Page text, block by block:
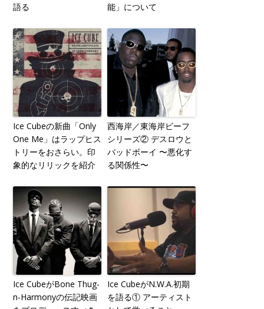
語る
能」について
Ice Cubeの新曲「Only
One Me」はラップヒス
トリーをおさらい。印
象的なリリックを紹介
西海岸／東海岸ビーフ
シリーズ② デスロウと
バッドボーイ 〜悪化す
る関係性〜
Ice CubeがBone Thug-
n-Harmonyの伝記映画
Ice CubeがN.W.A.初期
を語る① アーティスト